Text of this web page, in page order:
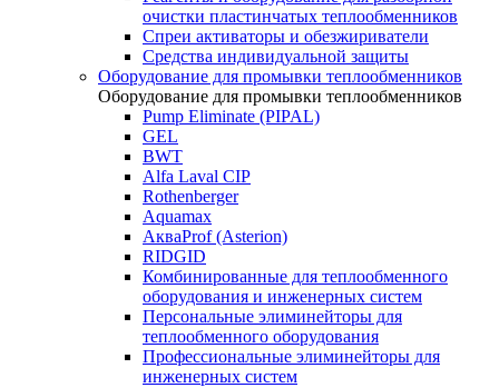
очистки пластинчатых теплообменников
Спреи активаторы и обезжириватели
Средства индивидуальной защиты
Оборудование для промывки теплообменников
Оборудование для промывки теплообменников
Pump Eliminate (PIPAL)
GEL
BWT
Alfa Laval CIP
Rothenberger
Aquamax
АкваProf (Asterion)
RIDGID
Комбинированные для теплообменного
оборудования и инженерных систем
Персональные элиминейторы для
теплообменного оборудования
Профессиональные элиминейторы для
инженерных систем